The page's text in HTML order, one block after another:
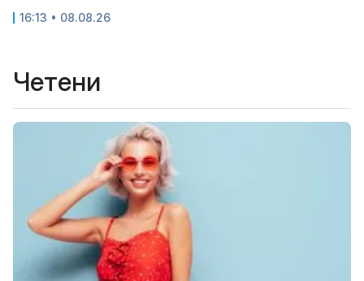
16:13 • 08.08.26
Четени